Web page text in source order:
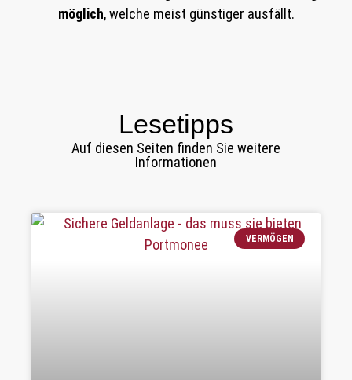
möglich, welche meist günstiger ausfällt.
Lesetipps
Auf diesen Seiten finden Sie weitere
Informationen
VERMÖGEN